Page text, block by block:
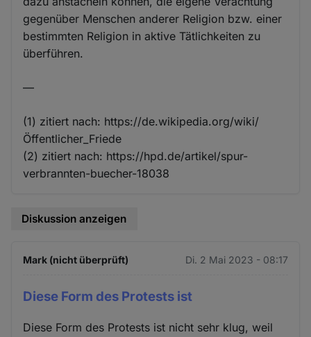
gegenüber Menschen anderer Religion bzw. einer
bestimmten Religion in aktive Tätlichkeiten zu
überführen.
—
(1) zitiert nach: https://de.wikipedia.org/wiki/
Öffentlicher_Friede
(2) zitiert nach: https://hpd.de/artikel/spur-
verbrannten-buecher-18038
Diskussion anzeigen
Mark (nicht überprüft) Di. 2 Mai 2023 - 08:17
Diese Form des Protests ist
Diese Form des Protests ist nicht sehr klug, weil